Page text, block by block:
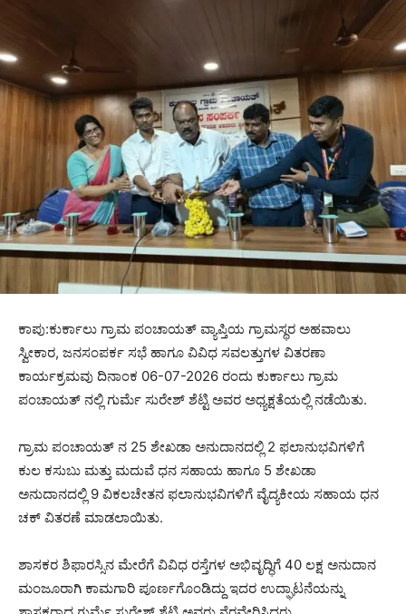
ಕಾಪು:ಕುರ್ಕಾಲು ಗ್ರಾಮ ಪಂಚಾಯತ್ ವ್ಯಾಪ್ತಿಯ ಗ್ರಾಮಸ್ಥರ ಅಹವಾಲು
ಸ್ವೀಕಾರ, ಜನಸಂಪರ್ಕ ಸಭೆ ಹಾಗೂ ವಿವಿಧ ಸವಲತ್ತುಗಳ ವಿತರಣಾ
ಕಾರ್ಯಕ್ರಮವು ದಿನಾಂಕ 06-07-2026 ರಂದು ಕುರ್ಕಾಲು ಗ್ರಾಮ
ಪಂಚಾಯತ್ ನಲ್ಲಿ ಗುರ್ಮೆ ಸುರೇಶ್ ಶೆಟ್ಟಿ ಅವರ ಅಧ್ಯಕ್ಷತೆಯಲ್ಲಿ ನಡೆಯಿತು.
ಗ್ರಾಮ ಪಂಚಾಯತ್ ನ 25 ಶೇಖಡಾ ಅನುದಾನದಲ್ಲಿ 2 ಫಲಾನುಭವಿಗಳಿಗೆ
ಕುಲ ಕಸುಬು ಮತ್ತು ಮದುವೆ ಧನ ಸಹಾಯ ಹಾಗೂ 5 ಶೇಖಡಾ
ಅನುದಾನದಲ್ಲಿ 9 ವಿಕಲಚೇತನ ಫಲಾನುಭವಿಗಳಿಗೆ ವೈದ್ಯಕೀಯ ಸಹಾಯ ಧನ
ಚಕ್ ವಿತರಣೆ ಮಾಡಲಾಯಿತು.
ಶಾಸಕರ ಶಿಫಾರಸ್ಸಿನ ಮೇರೆಗೆ ವಿವಿಧ ರಸ್ತೆಗಳ ಅಭಿವೃದ್ಧಿಗೆ 40 ಲಕ್ಷ ಅನುದಾನ
ಮಂಜೂರಾಗಿ ಕಾಮಗಾರಿ ಪೂರ್ಣಗೊಂಡಿದ್ದು ಇದರ ಉದ್ಘಾಟನೆಯನ್ನು